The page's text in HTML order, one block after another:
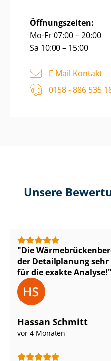
Öffnungszeiten:
Mo-Fr 07:00 – 20:00
Sa 10:00 – 15:00
E-Mail Kontakt
0158 - 886 535
Unsere
Die
der Detailplanung sehr
für die exakte Analyse!
Hassan Schmitt
vor 4 Monaten